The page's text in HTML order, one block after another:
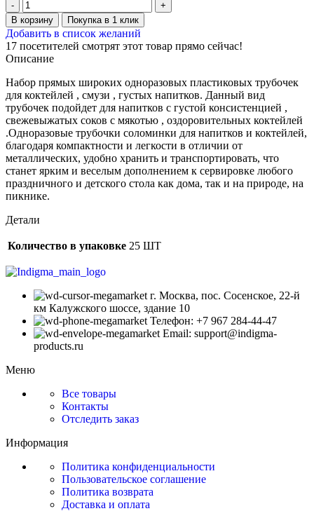
В корзину Покупка в 1 клик
Добавить в список желаний
17 посетителей смотрят этот товар прямо сейчас!
Описание
Набор прямых широких одноразовых пластиковых трубочек
для коктейлей , смузи , густых напитков. Данный вид
трубочек подойдет для напитков с густой консистенцией ,
свежевыжатых соков с мякотью , оздоровительных коктейлей
.Одноразовые трубочки соломинки для напитков и коктейлей,
благодаря компактности и легкости в отличии от
металлических, удобно хранить и транспортировать, что
станет ярким и веселым дополнением к сервировке любого
праздничного и детского стола как дома, так и на природе, на
пикнике.
Детали
Количество в упаковке 25 ШТ
г. Москва, пос. Сосенское, 22-й
км Калужского шоссе, здание 10
Телефон: +7 967 284-44-47
Email: support@indigma-
products.ru
Меню
Все товары
Контакты
Отследить заказ
Информация
Политика конфиденциальности
Пользовательское соглашение
Политика возврата
Доставка и оплата